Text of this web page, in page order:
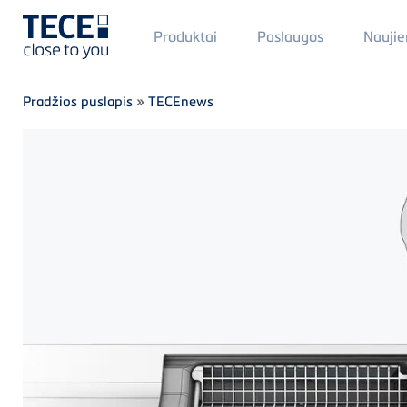
Skip to main content
Main
Menü
Produktai Paslaugos
Breadcrumb
Pradžios puslapis » TECEnews